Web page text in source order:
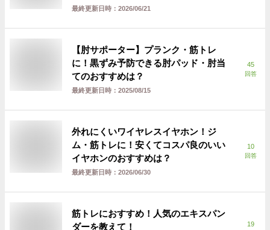
最終更新日時： 2026/06/21
【肘サポーター】プランク・筋トレ
に！黒ずみ予防できる肘パッド・肘当
てのおすすめは？
最終更新日時： 2025/08/15
45
回答
外れにくいワイヤレスイヤホン！ジ
ム・筋トレに！安くてコスパ良のいい
イヤホンのおすすめは？
最終更新日時： 2026/06/30
10
回答
筋トレにおすすめ！人気のエキスパン
ダーを教えて！
19